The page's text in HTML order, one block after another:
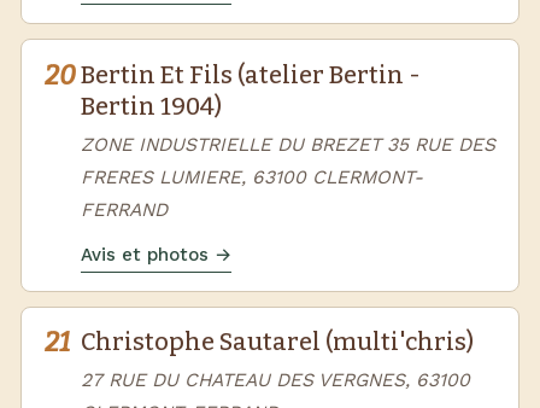
20Bertin Et Fils (atelier Bertin -
Bertin 1904)
ZONE INDUSTRIELLE DU BREZET 35 RUE DES
FRERES LUMIERE, 63100 CLERMONT-
FERRAND
Avis et photos →
21 Christophe Sautarel (multi'chris)
27 RUE DU CHATEAU DES VERGNES, 63100